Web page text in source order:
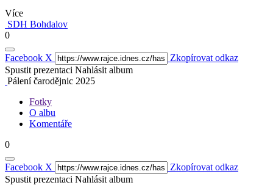
Více
SDH Bohdalov
0
Facebook X
Zkopírovat odkaz
Spustit prezentaci Nahlásit album
Pálení čarodějnic 2025
Fotky
O albu
Komentáře
0
Facebook X
Zkopírovat odkaz
Spustit prezentaci Nahlásit album